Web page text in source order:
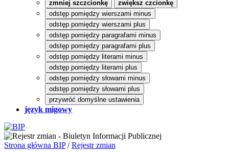
zmniej szczcionkę
zwiększ czcionkę
odstęp pomiędzy wierszami minus
odstęp pomiędzy wierszami plus
odstęp pomiędzy paragrafami minus
odstęp pomiędzy paragrafami plus
odstęp pomiędzy literami minus
odstęp pomiędzy literami plus
odstęp pomiędzy słowami minus
odstęp pomiędzy słowami plus
przywróć domyślne ustawienia
język migowy
Strona główna BIP/Rejestr zmian